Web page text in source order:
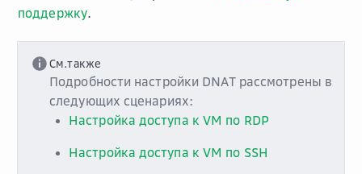
поддержку.
См.также
Подробности настройки DNAT рассмотрены в
следующих сценариях:
Настройка доступа к VM по RDP
Настройка доступа к VM по SSH